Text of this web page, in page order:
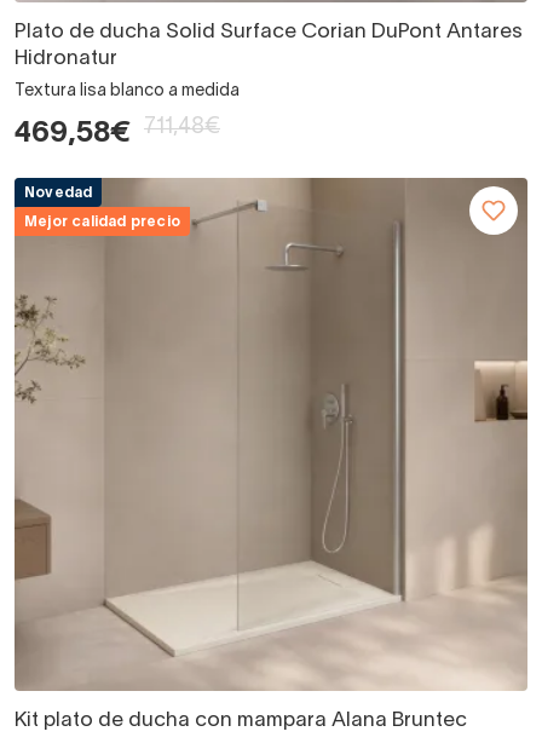
Plato de ducha Solid Surface Corian DuPont Antares
Hidronatur
Textura lisa blanco a medida
469,58€ 711,48€
Novedad
Mejor calidad precio
Kit plato de ducha con mampara Alana Bruntec